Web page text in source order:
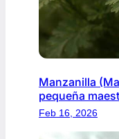
Manzanilla
pequeña
Feb 16, 2026